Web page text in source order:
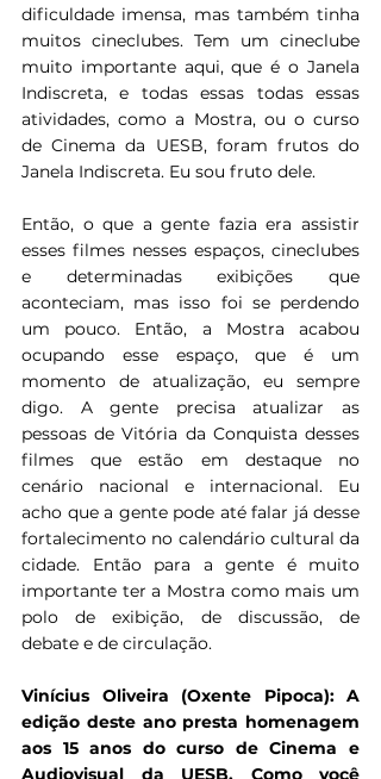
dificuldade imensa, mas também tinha
muitos cineclubes. Tem um cineclube
muito importante aqui, que é o Janela
Indiscreta, e todas essas todas essas
atividades, como a Mostra, ou o curso
de Cinema da UESB, foram frutos do
Janela Indiscreta. Eu sou fruto dele.
Então, o que a gente fazia era assistir
esses filmes nesses espaços, cineclubes
e determinadas exibições que
aconteciam, mas isso foi se perdendo
um pouco. Então, a Mostra acabou
ocupando esse espaço, que é um
momento de atualização, eu sempre
digo. A gente precisa atualizar as
pessoas de Vitória da Conquista desses
filmes que estão em destaque no
cenário nacional e internacional. Eu
acho que a gente pode até falar já desse
fortalecimento no calendário cultural da
cidade. Então para a gente é muito
importante ter a Mostra como mais um
polo de exibição, de discussão, de
debate e de circulação.
Vinícius Oliveira (Oxente Pipoca): A
edição deste ano presta homenagem
aos 15 anos do curso de Cinema e
Audiovisual da UESB. Como você